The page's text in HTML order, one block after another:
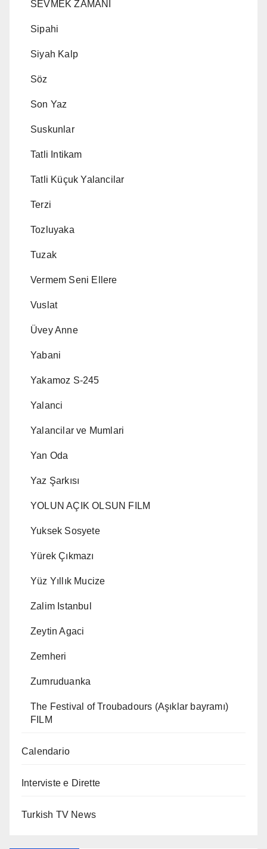
SEVMEK ZAMANI
Sipahi
Siyah Kalp
Söz
Son Yaz
Suskunlar
Tatli Intikam
Tatli Küçuk Yalancilar
Terzi
Tozluyaka
Tuzak
Vermem Seni Ellere
Vuslat
Üvey Anne
Yabani
Yakamoz S-245
Yalanci
Yalancilar ve Mumlari
Yan Oda
Yaz Şarkısı
YOLUN AÇIK OLSUN FILM
Yuksek Sosyete
Yürek Çıkmazı
Yüz Yıllık Mucize
Zalim Istanbul
Zeytin Agaci
Zemheri
Zumruduanka
The Festival of Troubadours (Aşıklar bayramı)
FILM
Calendario
Interviste e Dirette
Turkish TV News